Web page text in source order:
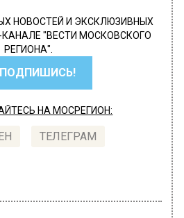
НОВОСТЕЙ И ЭКСКЛЮЗИВНЫХ
"ВЕСТИ МОСКОВСКОГО
РЕГИОНА".
НА МОСРЕГИОН:
ТЕЛЕГРАМ